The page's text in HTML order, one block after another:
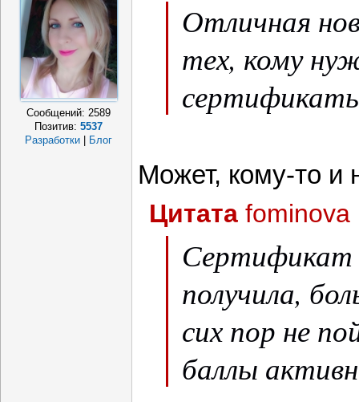
Сообщений: 2589
Позитив: 5537
Разработки | Блог
Отличная
тех, кому
Может, кому-то и
Цитата fominova
Сертификат
получила,
сих пор не
баллы